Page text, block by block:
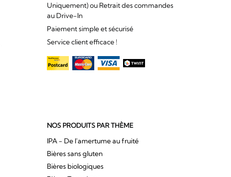
Uniquement) ou Retrait des commandes
au Drive-In
Paiement simple et sécurisé
Service client efficace !
NOS PRODUITS PAR THÈME
IPA - De l'amertume au fruité
Bières sans gluten
Bières biologiques